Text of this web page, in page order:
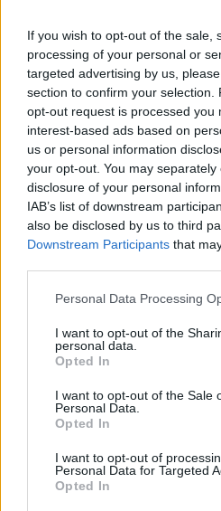
If you wish to opt-out of the sale,
processing of your personal or
targeted advertising by us,
section to confirm your selection.
opt-out request is processed you
interest-based ads based on
us or personal information
your opt-out. You may
disclosure of your personal
IAB’s list of downstream
also be disclosed by us to third
Downstream Participants that
Please note that this website/app
not limited to your visit or usage
grant or deny consent to Google
use your data for below specified
consent section.
Personal Data Processing
I want to opt-out of the
personal data.
Opted In
I want to opt-out of the Sale
Personal Data.
Opted In
I want to opt-out of
Personal Data for Targeted
Opted In
Sebők
-